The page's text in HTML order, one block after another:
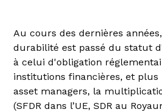
Au cours des dernières
durabilité est passé du statut
à celui d'obligation
institutions financières, et
asset managers, la
(SFDR dans l’UE, SDR au